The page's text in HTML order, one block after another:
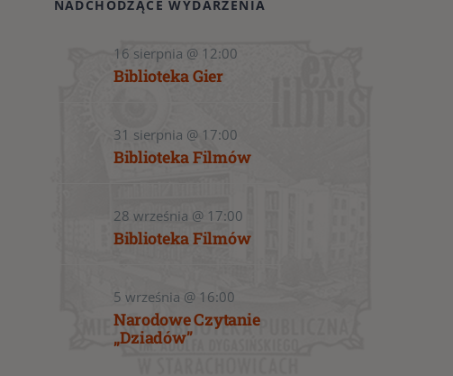
NADCHODZĄCE WYDARZENIA
16 sierpnia @ 12:00
Biblioteka Gier
31 sierpnia @ 17:00
Biblioteka Filmów
28 września @ 17:00
Biblioteka Filmów
5 września @ 16:00
Narodowe Czytanie
„Dziadów”